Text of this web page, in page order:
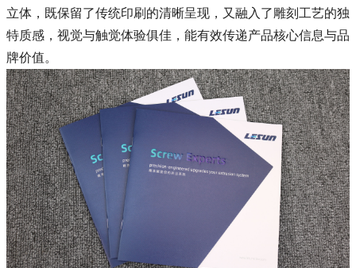
立体，既保留了传统印刷的清晰呈现，又融入了雕刻工艺的独
特质感，视觉与触觉体验俱佳，能有效传递产品核心信息与品
牌价值。